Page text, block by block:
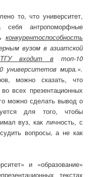
то, что университет,
себя антропоморфные
конкурентоспособность
вузом в азиатской
ТГУ входит втоп-10
университетов мира.».
можно сказать, что
всех презентационных
можно сделать вывод о
для того, чтобы
вуз, как личность, с
вопросы, а не как
и «образование»
текстах